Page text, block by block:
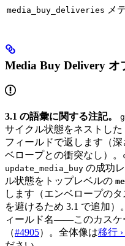
media_buy_deliveries メ
Media Buy Delivery オ
3.1 の語彙に関する注記。
サイクル状態をネストした
フィールドで返します（
ベロープとの衝突なし）。
update_media_buy の成功
ル状態をトップレベルの
します（エンベロープの
を避けるため 3.1 で追加）
ィールド名——このカスケ
（#4905）。全体像は移行 ›